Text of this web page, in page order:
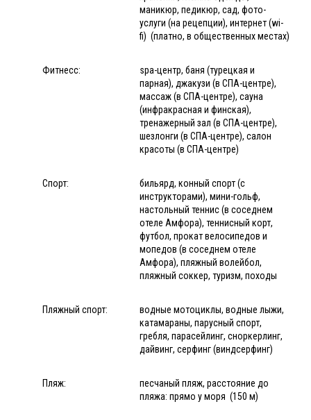
маникюр, педикюр, сад, фото-
услуги (на рецепции), интернет (wi-
fi) (платно, в общественных местах)
Фитнесс:
spa-центр, баня (турецкая и
парная), джакузи (в СПА-центре),
массаж (в СПА-центре), сауна
(инфракрасная и финская),
тренажерный зал (в СПА-центре),
шезлонги (в СПА-центре), салон
красоты (в СПА-центре)
Спорт:
бильярд, конный спорт (с
инструкторами), мини-гольф,
настольный теннис (в соседнем
отеле Амфора), теннисный корт,
футбол, прокат велосипедов и
мопедов (в соседнем отеле
Амфора), пляжный волейбол,
пляжный соккер, туризм, походы
Пляжный спорт:
водные мотоциклы, водные лыжи,
катамараны, парусный спорт,
гребля, парасейлинг, сноркерлинг,
дайвинг, серфинг (виндсерфинг)
Пляж:
песчаный пляж, расстояние до
пляжа: прямо у моря (150 м)